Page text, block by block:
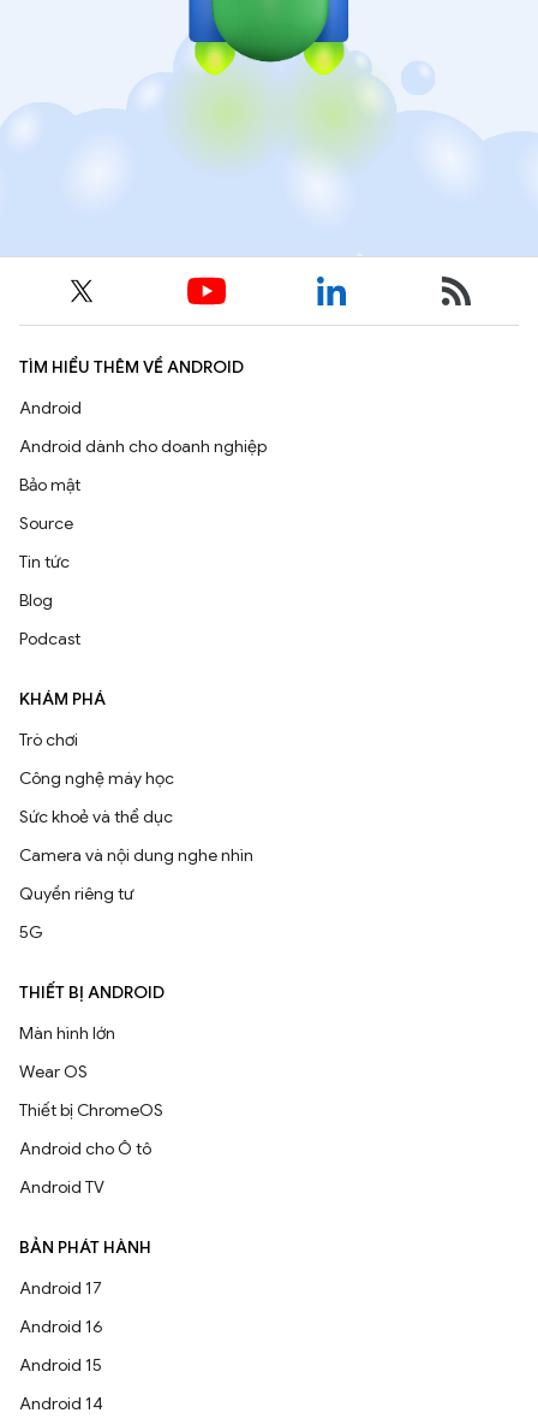
TÌM HIỂU THÊM VỀ ANDROID
Android
Android dành cho doanh nghiệp
Bảo mật
Source
Tin tức
Blog
Podcast
KHÁM PHÁ
Trò chơi
Công nghệ máy học
Sức khoẻ và thể dục
Camera và nội dung nghe nhìn
Quyền riêng tư
5G
THIẾT BỊ ANDROID
Màn hình lớn
Wear OS
Thiết bị ChromeOS
Android cho Ô tô
Android TV
BẢN PHÁT HÀNH
Android 17
Android 16
Android 15
Android 14